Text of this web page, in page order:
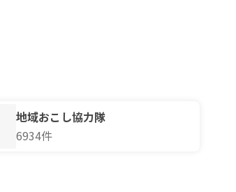
地域おこし協力隊
6934件